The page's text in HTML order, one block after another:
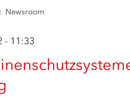
Newsroom
- 11:33